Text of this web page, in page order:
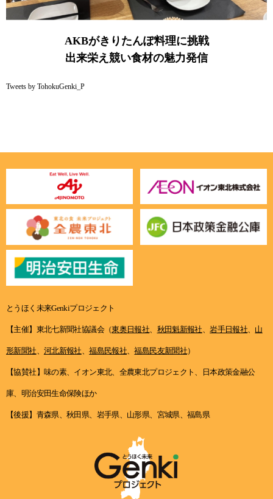
AKBがきりたんぽ料理に挑戦
出来栄え競い食材の魅力発信
Tweets by TohokuGenki_P
とうほく未来Genkiプロジェクト
【主催】東北七新聞社協議会（東奥日報社、 秋田魁新報社、岩手日報社、 山
形新聞社、 河北新報社、福島民報社、福島民友新聞社）
【協賛社】味の素、イオン東北、全農東北プロジェクト、日本政策金融公
庫、明治安田生命保険ほか
【後援】青森県、秋田県、岩手県、山形県、宮城県、福島県